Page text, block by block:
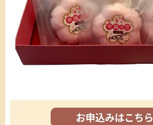
お申込みはこちら